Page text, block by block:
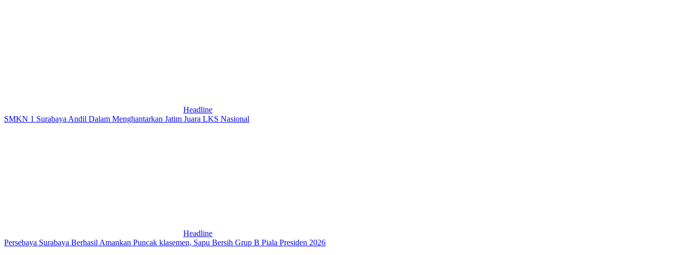
Headline
SMKN 1 Surabaya Andil Dalam Menghantarkan Jatim Juara LKS Nasional
Headline
Persebaya Surabaya Berhasil Amankan Puncak klasemen, Sapu Bersih Grup B Piala Presiden 2026